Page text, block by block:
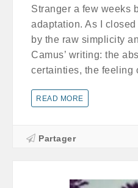
Stranger a few weeks
adaptation. As I
by the raw simplicity
Camus’ writing: the
certainties, the feeling
READ MORE
Partager